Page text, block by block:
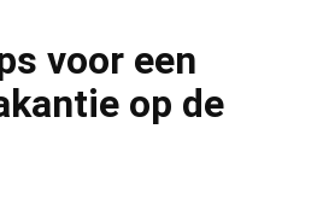
voor een
op de